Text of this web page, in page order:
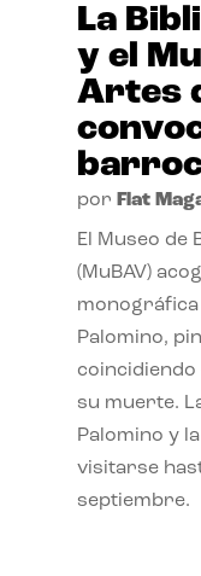
La
y el
Artes
por Flat
El Museo de
(MuBAV)
monográfica
Palomino,
su muerte.
Palomino y
visitarse
septiembre.